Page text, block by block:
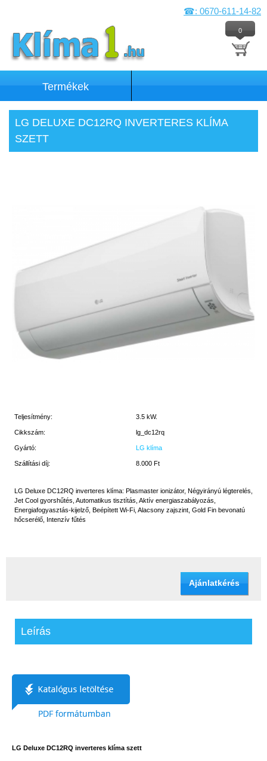
☎: 0670-611-14-82
0
Termékek
LG DELUXE DC12RQ INVERTERES KLÍMA
SZETT
Teljesítmény: 3.5 kW.
Cikkszám: lg_dc12rq
Gyártó: LG klíma
Szállítási díj: 8.000 Ft
LG Deluxe DC12RQ inverteres klíma: Plasmaster ionizátor, Négyirányú légterelés,
Jet Cool gyorshűtés, Automatikus tisztítás, Aktív energiaszabályozás,
Energiafogyasztás-kijelző, Beépített Wi-Fi, Alacsony zajszint, Gold Fin bevonatú
hőcserélő, Intenzív fűtés
Ajánlatkérés
Leírás
LG Deluxe DC12RQ inverteres klíma szett